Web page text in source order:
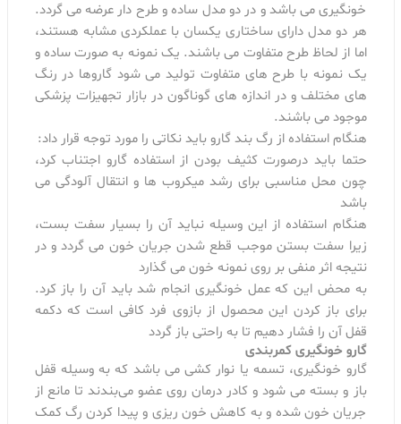
خونگیری می باشد و در دو مدل ساده و طرح دار عرضه می گردد.
هر دو مدل دارای ساختاری یکسان با عملکردی مشابه هستند،
اما از لحاظ طرح متفاوت می باشند. یک نمونه به صورت ساده و
یک نمونه با طرح های متفاوت تولید می شود گاروها در رنگ
های مختلف و در اندازه های گوناگون در بازار تجهیزات پزشکی
موجود می باشند.
هنگام استفاده از رگ بند گارو باید نکاتی را مورد توجه قرار داد:
حتما باید درصورت کثیف بودن از استفاده گارو اجتناب کرد،
چون محل مناسبی برای رشد میکروب ها و انتقال آلودگی می
باشد
هنگام استفاده از این وسیله نباید آن را بسیار سفت بست،
زیرا سفت بستن موجب قطع شدن جریان خون می گردد و در
نتیجه اثر منفی بر روی نمونه خون می گذارد
به محض این که عمل خونگیری انجام شد باید آن را باز کرد.
برای باز کردن این محصول از بازوی فرد کافی است که دکمه
قفل آن را فشار دهیم تا به راحتی باز گردد
گارو خونگیری کمربندی
گارو خونگیری، تسمه یا نوار کشی می‌ باشد که به‌ وسیله‌ قفل
باز و بسته می‌ شود و کادر درمان روی عضو می‌بندند تا مانع از
جریان خون شده و به کاهش خون ریزی و پیدا کردن رگ کمک